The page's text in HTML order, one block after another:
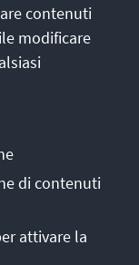
contenuti
modificare
di contenuti
attivare la